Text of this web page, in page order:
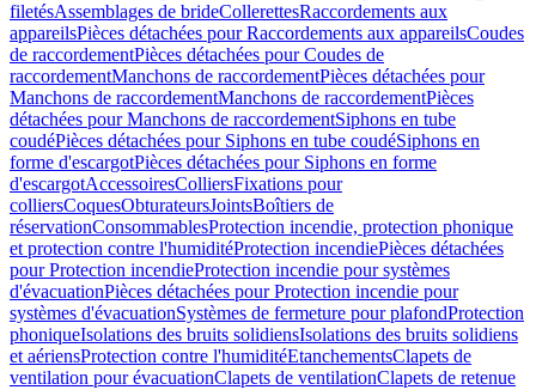
filetésAssemblages de brideCollerettesRaccordements aux
appareilsPièces détachées pour Raccordements aux appareilsCoudes
de raccordementPièces détachées pour Coudes de
raccordementManchons de raccordementPièces détachées pour
Manchons de raccordementManchons de raccordementPièces
détachées pour Manchons de raccordementSiphons en tube
coudéPièces détachées pour Siphons en tube coudéSiphons en
forme d'escargotPièces détachées pour Siphons en forme
d'escargotAccessoiresColliersFixations pour
colliersCoquesObturateursJointsBoîtiers de
réservationConsommablesProtection incendie, protection phonique
et protection contre l'humiditéProtection incendiePièces détachées
pour Protection incendieProtection incendie pour systèmes
d'évacuationPièces détachées pour Protection incendie pour
systèmes d'évacuationSystèmes de fermeture pour plafondProtection
phoniqueIsolations des bruits solidiensIsolations des bruits solidiens
et aériensProtection contre l'humiditéEtanchementsClapets de
ventilation pour évacuationClapets de ventilationClapets de retenue